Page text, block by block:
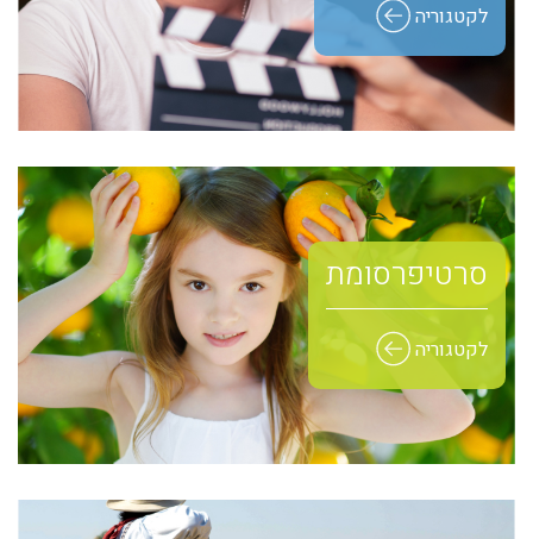
לקטגוריה
סרטי פרסומת
לקטגוריה